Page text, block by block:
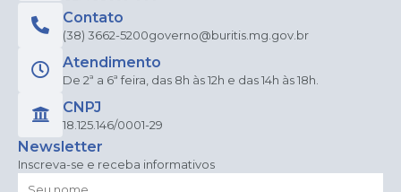
Contato
(38) 3662-5200governo@buritis.mg.gov.br
Atendimento
De 2ª a 6ª feira, das 8h às 12h e das 14h às 18h.
CNPJ
18.125.146/0001-29
Newsletter
Inscreva-se e receba informativos